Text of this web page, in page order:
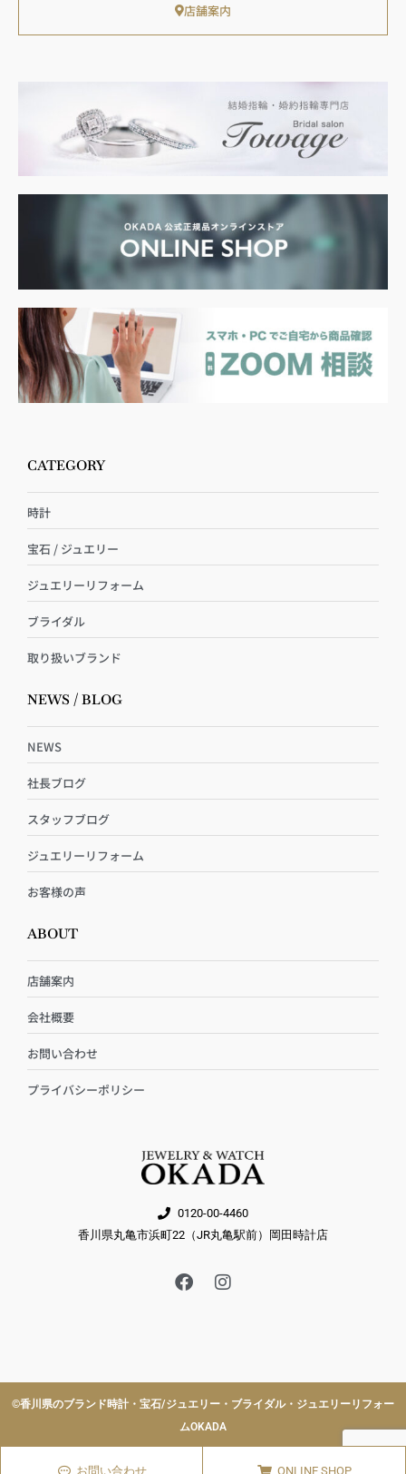
店舗案内
CATEGORY
時計
宝石 / ジュエリー
ジュエリーリフォーム
ブライダル
取り扱いブランド
NEWS / BLOG
NEWS
社長ブログ
スタッフブログ
ジュエリーリフォーム
お客様の声
ABOUT
店舗案内
会社概要
お問い合わせ
プライバシーポリシー
0120-00-4460
香川県丸亀市浜町22（JR丸亀駅前）岡田時計店
F
a
o
k
I
n
r
a
m
©︎香川県のブランド時計・宝石/ジュエリー・ブライダル・ジュエリーリフォー
ムOKADA
お問い合わせ ONLINE SHOP